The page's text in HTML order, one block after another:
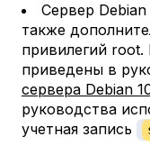
Сервер
также
привилегий
приведены в
сервера Debian
руководства
учетная запись